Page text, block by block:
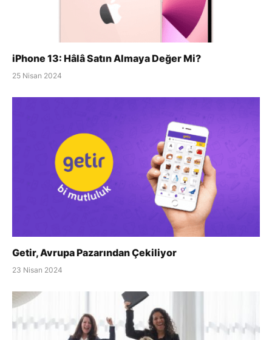
iPhone 13: Hâlâ Satın Almaya Değer Mi?
25 Nisan 2024
Getir, Avrupa Pazarından Çekiliyor
23 Nisan 2024